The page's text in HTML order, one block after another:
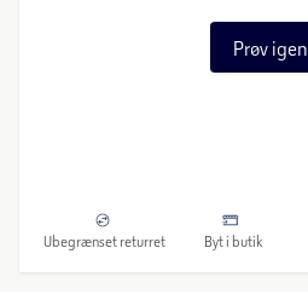
Prøv igen
Ubegrænset returret Byt i butik